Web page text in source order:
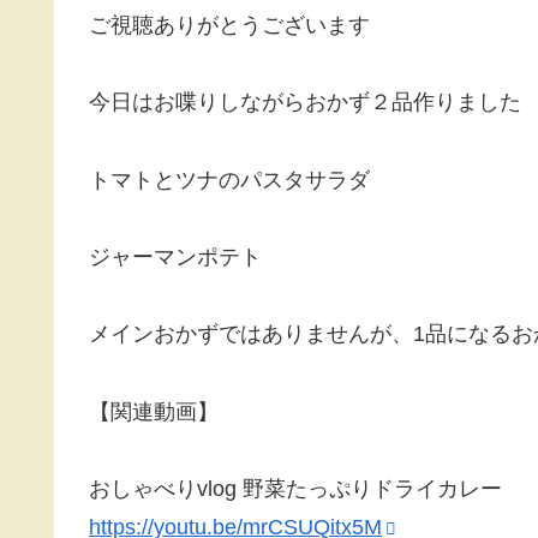
ご視聴ありがとうございます
今日はお喋りしながらおかず２品作りました
トマトとツナのパスタサラダ
ジャーマンポテト
メインおかずではありませんが、1品になる
【関連動画】
おしゃべりvlog 野菜たっぷりドライカレー
https://youtu.be/mrCSUQitx5M